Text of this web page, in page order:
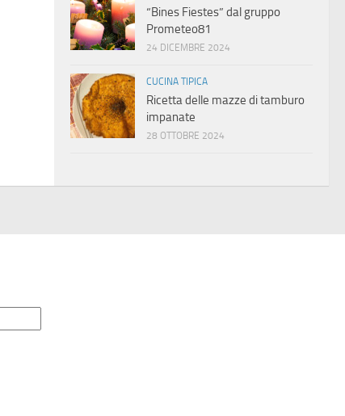
“Bines Fiestes” dal gruppo
Prometeo81
24 DICEMBRE 2024
CUCINA TIPICA
Ricetta delle mazze di tamburo
impanate
28 OTTOBRE 2024